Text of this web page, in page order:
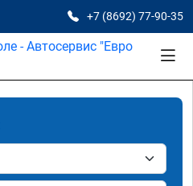
+7 (8692) 77-90-35